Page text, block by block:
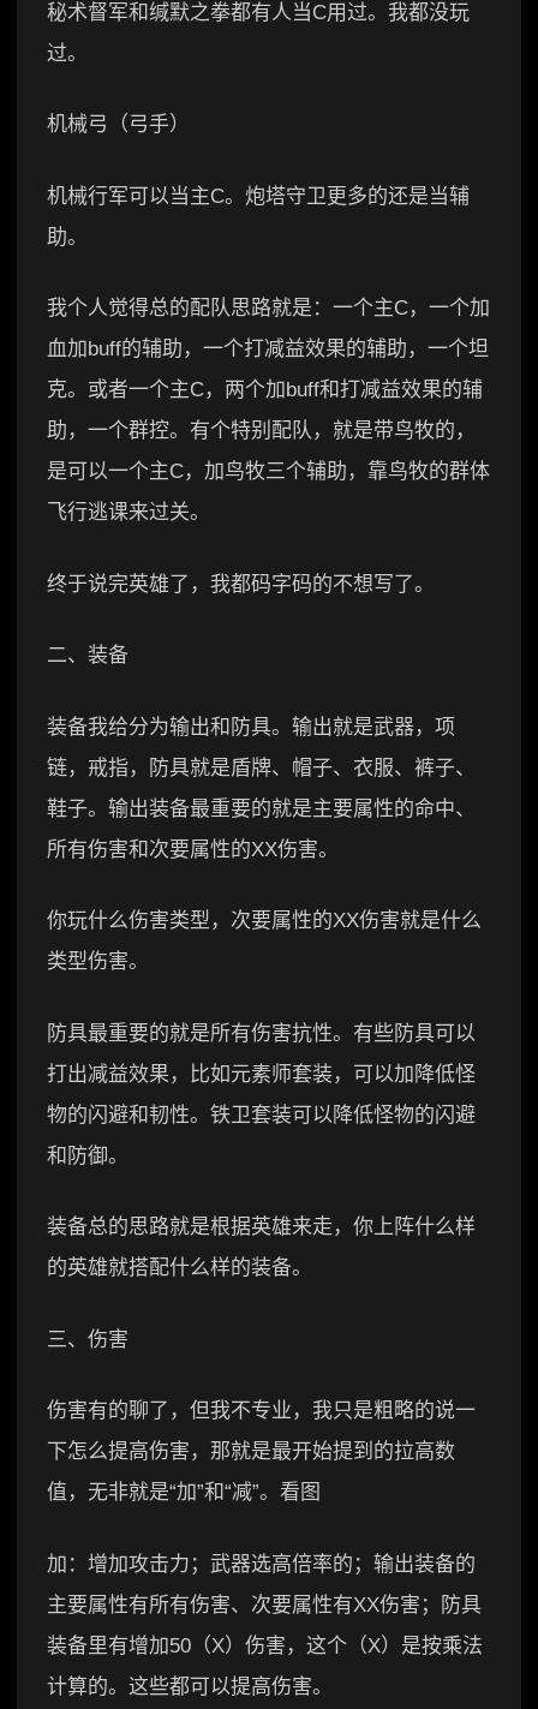
秘术督军和缄默之拳都有人当C用过。我都没玩
过。
机械弓（弓手）
机械行军可以当主C。炮塔守卫更多的还是当辅
助。
我个人觉得总的配队思路就是：一个主C，一个加
血加buff的辅助，一个打减益效果的辅助，一个坦
克。或者一个主C，两个加buff和打减益效果的辅
助，一个群控。有个特别配队，就是带鸟牧的，
是可以一个主C，加鸟牧三个辅助，靠鸟牧的群体
飞行逃课来过关。
终于说完英雄了，我都码字码的不想写了。
二、装备
装备我给分为输出和防具。输出就是武器，项
链，戒指，防具就是盾牌、帽子、衣服、裤子、
鞋子。输出装备最重要的就是主要属性的命中、
所有伤害和次要属性的XX伤害。
你玩什么伤害类型，次要属性的XX伤害就是什么
类型伤害。
防具最重要的就是所有伤害抗性。有些防具可以
打出减益效果，比如元素师套装，可以加降低怪
物的闪避和韧性。铁卫套装可以降低怪物的闪避
和防御。
装备总的思路就是根据英雄来走，你上阵什么样
的英雄就搭配什么样的装备。
三、伤害
伤害有的聊了，但我不专业，我只是粗略的说一
下怎么提高伤害，那就是最开始提到的拉高数
值，无非就是“加”和“减”。看图
加：增加攻击力；武器选高倍率的；输出装备的
主要属性有所有伤害、次要属性有XX伤害；防具
装备里有增加50（X）伤害，这个（X）是按乘法
计算的。这些都可以提高伤害。